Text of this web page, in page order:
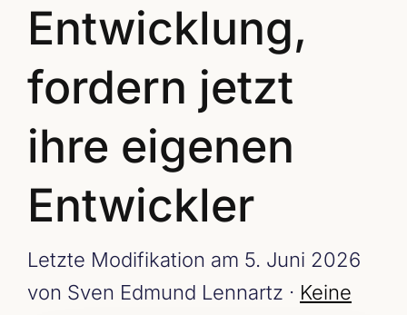
Entwicklung,
fordern jetzt
ihre eigenen
Entwickler
Letzte Modifikation am 5. Juni 2026
von Sven Edmund Lennartz · Keine